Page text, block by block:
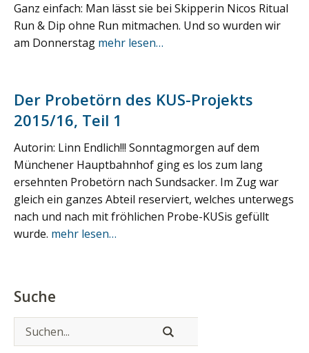
Ganz einfach: Man lässt sie bei Skipperin Nicos Ritual
Run & Dip ohne Run mitmachen. Und so wurden wir
am Donnerstag mehr lesen…
Der Probetörn des KUS-Projekts
2015/16, Teil 1
Autorin: Linn Endlich!!! Sonntagmorgen auf dem
Münchener Hauptbahnhof ging es los zum lang
ersehnten Probetörn nach Sundsacker. Im Zug war
gleich ein ganzes Abteil reserviert, welches unterwegs
nach und nach mit fröhlichen Probe-KUSis gefüllt
wurde. mehr lesen…
Suche